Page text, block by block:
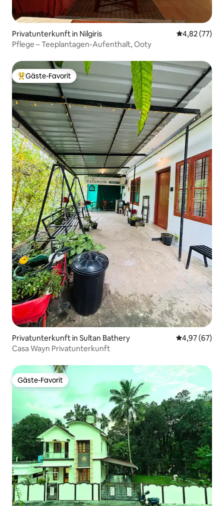
Privatunterkunft in Nilgiris
4,82 (77)
Pflege – Teeplantagen-Aufenthalt, Ooty
Beliebter Gäste-Favorit.
Gäste-Favorit
Privatunterkunft in Sultan Bathery
4,97 (67)
Casa Wayn Privatunterkunft
Gäste-Favorit
Gäste-Favorit